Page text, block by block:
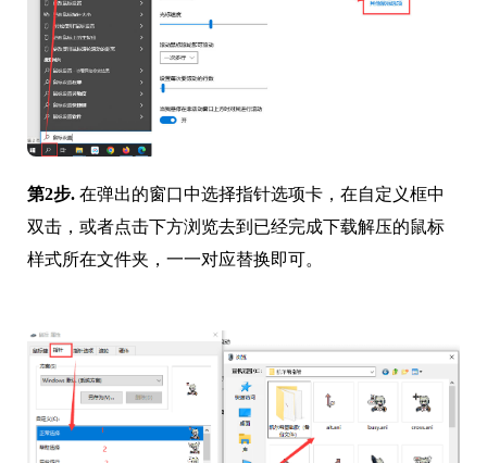
第2步. 在弹出的窗口中选择指针选项卡，在自定义框中
双击，或者点击下方浏览去到已经完成下载解压的鼠标
样式所在文件夹，一一对应替换即可。